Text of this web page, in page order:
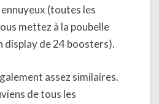
(toutes les
mettez à la poubelle
display de 24 boosters).
assez similaires.
de tous les